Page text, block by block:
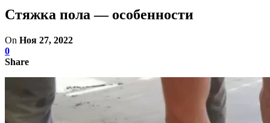
Стяжка пола — особенности
On Ноя 27, 2022
0
Share